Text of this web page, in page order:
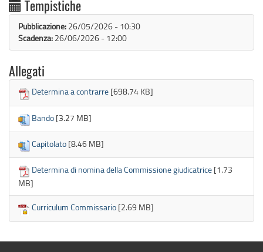
Tempistiche
Pubblicazione: 26/05/2026 - 10:30
Scadenza: 26/06/2026 - 12:00
Allegati
Determina a contrarre [698.74 KB]
Bando [3.27 MB]
Capitolato [8.46 MB]
Determina di nomina della Commissione giudicatrice [1.73
MB]
Curriculum Commissario [2.69 MB]